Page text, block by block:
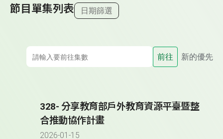
節目單集列表 日期篩選
前往 新的優先
328- 分享教育部戶外教育資源平臺暨整
合推動協作計畫
2026-01-15